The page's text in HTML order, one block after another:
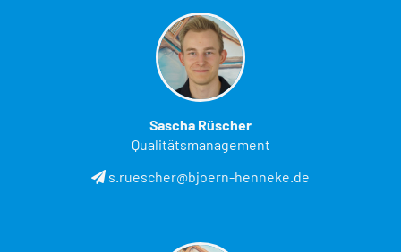
Sascha Rüscher
Qualitätsmanagement
s.ruescher@bjoern-henneke.de